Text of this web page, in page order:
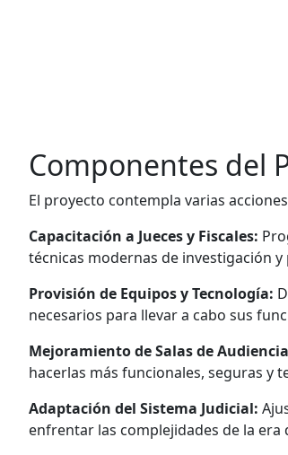
Componentes del
El proyecto contempla varias
Capacitación a Jueces y Fiscales:
técnicas modernas de investigación
Provisión de Equipos y Tecnología:
necesarios para llevar a cabo sus
Mejoramiento de Salas de
hacerlas más funcionales, seguras y
Adaptación del Sistema Judicial:
enfrentar las complejidades de la era